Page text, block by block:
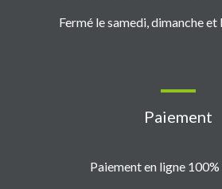
Fermé le samedi, dimanche et
Paiement
Paiement en ligne